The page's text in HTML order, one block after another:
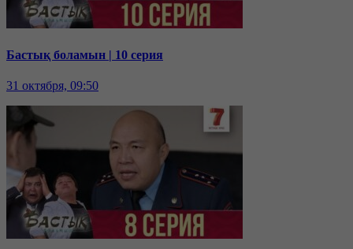
Бастық боламын | 10 серия
31 октября, 09:50